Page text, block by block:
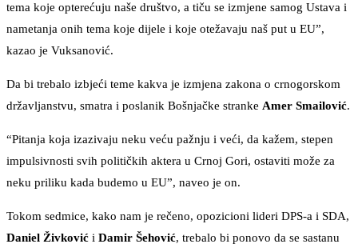
tema koje opterećuju naše društvo, a tiču se izmjene samog Ustava i
nametanja onih tema koje dijele i koje otežavaju naš put u EU”,
kazao je Vuksanović.
Da bi trebalo izbjeći teme kakva je izmjena zakona o crnogorskom
državljanstvu, smatra i poslanik Bošnjačke stranke Amer Smailović.
“Pitanja koja izazivaju neku veću pažnju i veći, da kažem, stepen
impulsivnosti svih političkih aktera u Crnoj Gori, ostaviti može za
neku priliku kada budemo u EU”, naveo je on.
Tokom sedmice, kako nam je rečeno, opozicioni lideri DPS-a i SDA,
Daniel Živković i Damir Šehović, trebalo bi ponovo da se sastanu